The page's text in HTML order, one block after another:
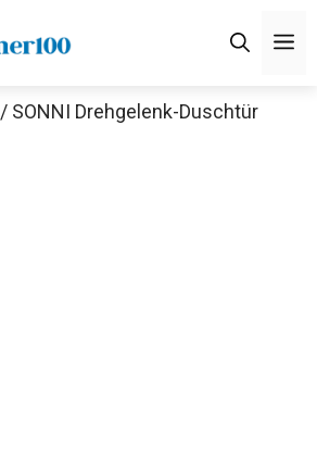
/ SONNI Drehgelenk-Duschtür